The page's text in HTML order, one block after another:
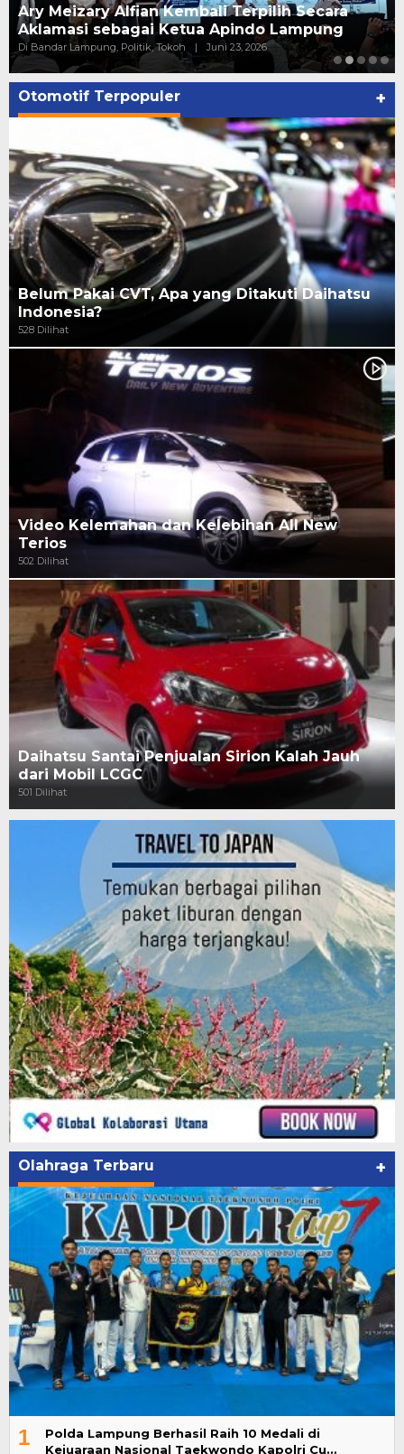
Ary Meizary Alfian Kembali Terpilih Secara
Aklamasi sebagai Ketua Apindo Lampung
Di Bandar Lampung, Politik, Tokoh | Juni 23, 2026
Otomotif Terpopuler +
Belum Pakai CVT, Apa yang Ditakuti Daihatsu
Indonesia?
528 Dilihat
Video Kelemahan dan Kelebihan All New
Terios
502 Dilihat
Daihatsu Santai Penjualan Sirion Kalah Jauh
dari Mobil LCGC
501 Dilihat
Olahraga Terbaru +
1
Polda Lampung Berhasil Raih 10 Medali di
Kejuaraan Nasional Taekwondo Kapolri Cu…